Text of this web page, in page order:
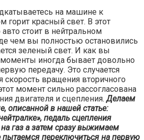
на машине к
горит красный свет. В этот
стоит в нейтральном
чем вы полностью остановились
зеленый свет. И как вы
моменты иногда бывает довольно
передачу. Это случается
скорость вращения вторичного
момент сильно рассогласована
двигателя и сцепления.Делаем
описанной в нашей статье:
педаль сцепления
газ а затем сразу выжимаем
пытаемся переключиться на первую